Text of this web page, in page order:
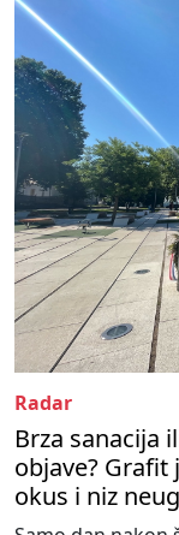
Radar
Brza sanacija
objave?
okus i niz